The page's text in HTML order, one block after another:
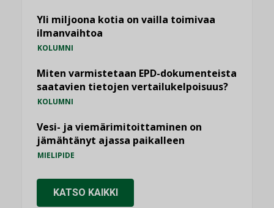
Yli miljoona kotia on vailla toimivaa
ilmanvaihtoa
KOLUMNI
Miten varmistetaan EPD-dokumenteista
saatavien tietojen vertailukelpoisuus?
KOLUMNI
Vesi- ja viemärimitoittaminen on
jämähtänyt ajassa paikalleen
MIELIPIDE
KATSO KAIKKI